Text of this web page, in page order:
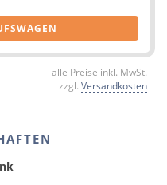
alle Preise inkl. MwSt.
zzgl. Versandkosten